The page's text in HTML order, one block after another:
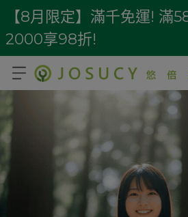
【8月限定】滿千免運! 滿
2000享98折!